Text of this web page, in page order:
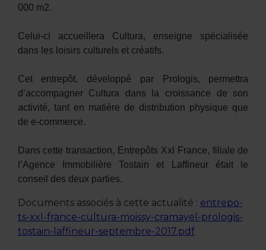
000 m2.
Celui-ci accueillera Cultura, enseigne spécialisée
dans les loisirs culturels et créatifs.
Cet entrepôt, développé par Prologis, permettra
d’accompagner Cultura dans la croissance de son
activité, tant en matière de distribution physique que
de e-commerce.
Dans cette transaction, Entrepôts Xxl France, filiale de
l’Agence Immobilière Tostain et Laffineur était le
conseil des deux parties.
Documents associés à cette actualité : entrepo-
ts-xxl-france-cultura-moissy-cramayel-prologis-
tostain-laffineur-septembre-2017.pdf